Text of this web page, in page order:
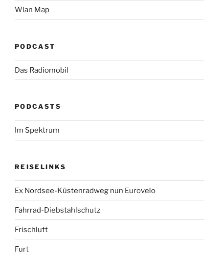
Wlan Map
PODCAST
Das Radiomobil
PODCASTS
Im Spektrum
REISELINKS
Ex Nordsee-Küstenradweg nun Eurovelo
Fahrrad-Diebstahlschutz
Frischluft
Furt